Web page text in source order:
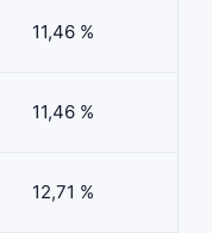
11,46 %
11,46 %
12,71 %